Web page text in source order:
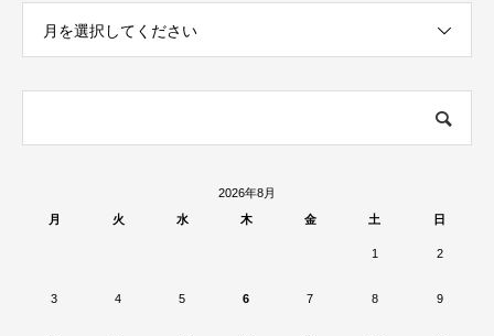
月を選択してください
2026年8月
月
火 水 木 金 土 日
1 2
3 4 5 6 7 8 9